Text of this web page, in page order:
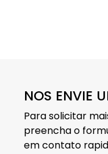
NOS ENVIE
Para solicitar
preencha o
em contato